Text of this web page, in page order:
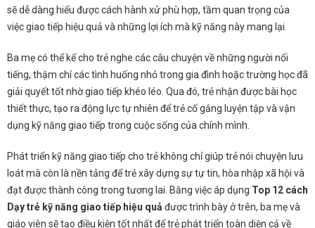
sẽ dễ dàng hiểu được cách hành xử phù hợp, tầm quan trọng của
việc giao tiếp hiệu quả và những lợi ích mà kỹ năng này mang lại.
Ba mẹ có thể kể cho trẻ nghe các câu chuyện về những người nổi
tiếng, thậm chí các tình huống nhỏ trong gia đình hoặc trường học đã
giải quyết tốt nhờ giao tiếp khéo léo. Qua đó, trẻ nhận được bài học
thiết thực, tạo ra động lực tự nhiên để trẻ cố gắng luyện tập và vận
dụng kỹ năng giao tiếp trong cuộc sống của chính mình.
Phát triển kỹ năng giao tiếp cho trẻ không chỉ giúp trẻ nói chuyện lưu
loát mà còn là nền tảng để trẻ xây dựng sự tự tin, hòa nhập xã hội và
đạt được thành công trong tương lai. Bằng việc áp dụng Top 12 cách
Dạy trẻ kỹ năng giao tiếp hiệu quả được trình bày ở trên, ba mẹ và
giáo viên sẽ tạo điều kiện tốt nhất để trẻ phát triển toàn diện cả về